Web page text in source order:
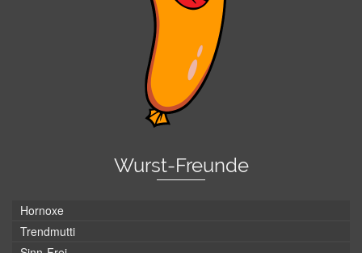
Wurst-Freunde
Hornoxe
Trendmutti